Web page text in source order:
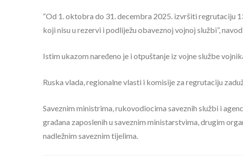
“Od 1. oktobra do 31. decembra 2025. izvršiti regrutaciju
koji nisu u rezervi i podliježu obaveznoj vojnoj službi”,
Istim ukazom naređeno je i otpuštanje iz vojne službe
Ruska vlada, regionalne vlasti i komisije za regrutaciju
Saveznim ministrima, rukovodiocima saveznih službi i
građana zaposlenih u saveznim ministarstvima, drugim
nadležnim saveznim tijelima.